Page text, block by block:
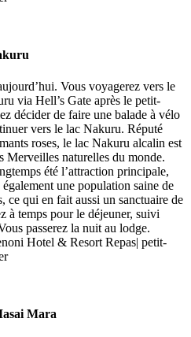
Vous voyagerez vers le
via Hell’s Gate après le petit-
décider de faire une balade à vélo
vers le lac Nakuru. Réputé
roses, le lac Nakuru alcalin est
Merveilles naturelles du monde.
été l’attraction principale,
une population saine de
ce qui en fait aussi un sanctuaire de
à temps pour le déjeuner, suivi
passerez la nuit au lodge.
Hotel & Resort Repas| petit-
Mara